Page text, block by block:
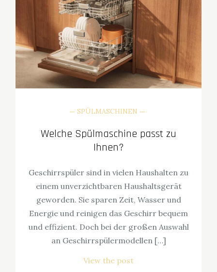
SPÜLMASCHINEN
Welche Spülmaschine passt zu
Ihnen?
Geschirrspüler sind in vielen Haushalten zu
einem unverzichtbaren Haushaltsgerät
geworden. Sie sparen Zeit, Wasser und
Energie und reinigen das Geschirr bequem
und effizient. Doch bei der großen Auswahl
an Geschirrspülermodellen […]
View the post